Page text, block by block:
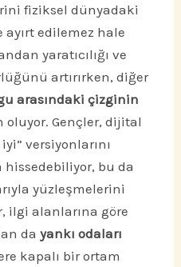
fiziksel dünyadaki
edilemez hale
yaratıcılığı ve
artırırken, diğer
arasındaki çizginin
oluyor. Gençler, dijital
versiyonlarını
hissedebiliyor, bu da
yüzleşmelerini
ilgi alanlarına göre
dayankı odaları
kapalı bir ortam